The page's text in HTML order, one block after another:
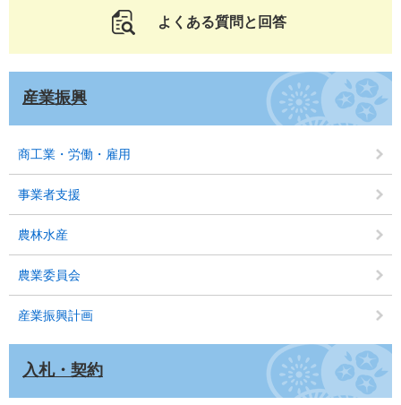
よくある質問と回答
産業振興
商工業・労働・雇用
事業者支援
農林水産
農業委員会
産業振興計画
入札・契約